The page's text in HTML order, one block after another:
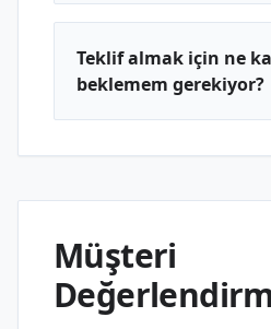
Teklif almak için ne
beklemem gerekiyor?
Müşteri